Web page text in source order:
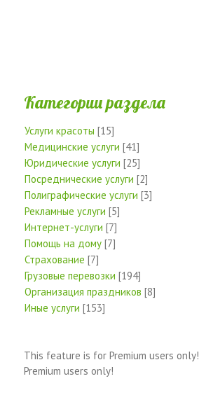
Категории раздела
Услуги красоты [15]
Медицинские услуги [41]
Юридические услуги [25]
Посреднические услуги [2]
Полиграфические услуги [3]
Рекламные услуги [5]
Интернет-услуги [7]
Помощь на дому [7]
Страхование [7]
Грузовые перевозки [194]
Организация праздников [8]
Иные услуги [153]
This feature is for Premium users only!
Premium users only!